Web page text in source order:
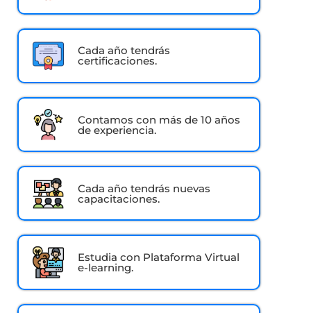
Cada año tendrás
certificaciones.
Contamos con más de 10 años
de experiencia.
Cada año tendrás nuevas
capacitaciones.
Estudia con Plataforma Virtual
e-learning.